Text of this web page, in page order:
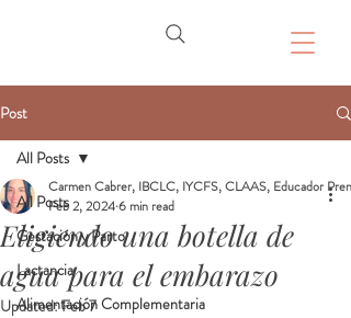
Post
All Posts
Gestación y Parto
Lactancia
Alimentación Complementaria
All Posts
Eligiendo una botella de
agua para el embarazo
Carmen Cabrer, IBCLC, IYCFS, CLAAS, Educador
Feb 2, 20246 min read
Updated:Feb 7